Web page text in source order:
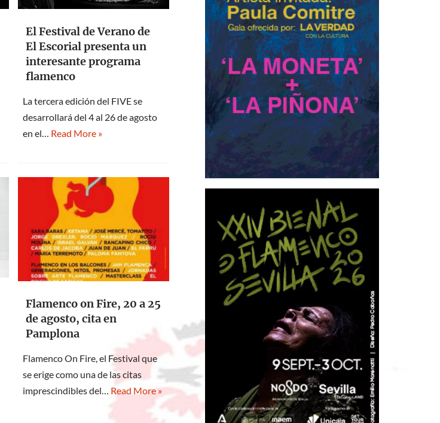
El Festival de Verano de
El Escorial presenta un
interesante programa
flamenco
La tercera edición del FIVE se
desarrollará del 4 al 26 de agosto
en el… Read More »
Flamenco on Fire, 20 a 25
de agosto, cita en
Pamplona
Flamenco On Fire, el Festival que
se erige como una de las citas
imprescindibles del… Read More »